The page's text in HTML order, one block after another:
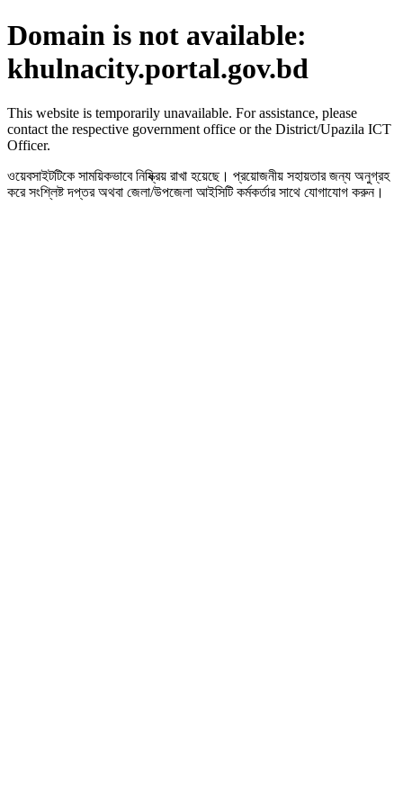
Domain is not available:
khulnacity.portal.gov.bd
This website is temporarily unavailable. For assistance, please
contact the respective government office or the District/Upazila ICT
Officer.
ওয়েবসাইটটিকে সাময়িকভাবে নিষ্ক্রিয় রাখা হয়েছে। প্রয়োজনীয় সহায়তার জন্য অনুগ্রহ
করে সংশ্লিষ্ট দপ্তর অথবা জেলা/উপজেলা আইসিটি কর্মকর্তার সাথে যোগাযোগ করুন।